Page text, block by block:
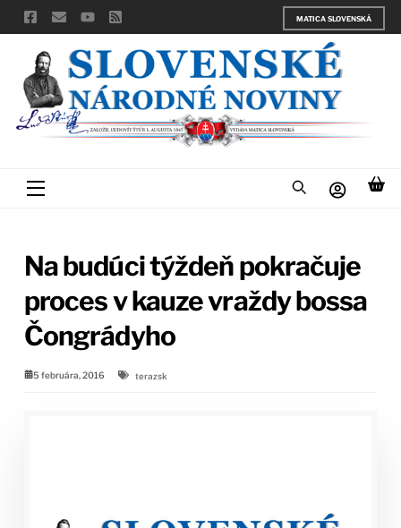
Skip
to
content
MATICA SLOVENSKÁ
Menu
Na budúci týždeň pokračuje
proces v kauze vraždy bossa
Čongrádyho
5 februára, 2016 terazsk